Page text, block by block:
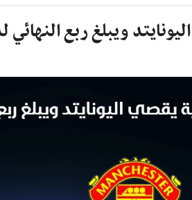
ويبلغ ربع النهائي